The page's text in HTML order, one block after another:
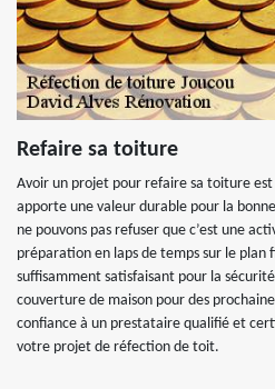
Refaire sa toiture
Avoir un projet pour refaire sa toiture
apporte une valeur durable pour la
ne pouvons pas refuser que c’est une
préparation en laps de temps sur le
suffisamment satisfaisant pour la
couverture de maison pour des
confiance à un prestataire qualifié et
votre projet de réfection de toit.